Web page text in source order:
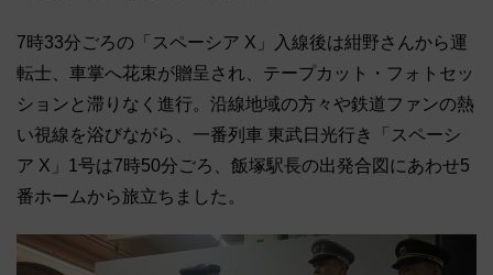
7時33分ごろの「スペーシア X」入線後は紺野さんから運
転士、車掌へ花束が贈呈され、テープカット・フォトセッ
ションと滞りなく進行。沿線地域の方々や鉄道ファンの熱
い視線を浴びながら、一番列車 東武日光行き「スペーシ
ア X」1号は7時50分ごろ、飯塚駅長の出発合図にあわせ5
番ホームから旅立ちました。